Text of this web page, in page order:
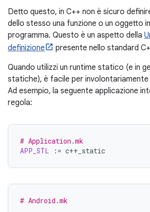
Detto questo, in C++ non è sicuro
dello stesso una funzione o un oggetto
programma. Questo è un aspetto della
definizione
presente nello standard
Quando utilizzi un runtime statico (e in
statiche), è facile per
Ad esempio, la seguente applicazione
regola:
# Application.mk
APP_STL
:=
# Android.mk